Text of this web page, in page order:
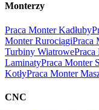
Monterzy
Praca Monter Kadłuby
Monter RurociągiPraca
Turbiny WiatrowePraca
LaminatyPraca Monter
KotłyPraca Monter
CNC